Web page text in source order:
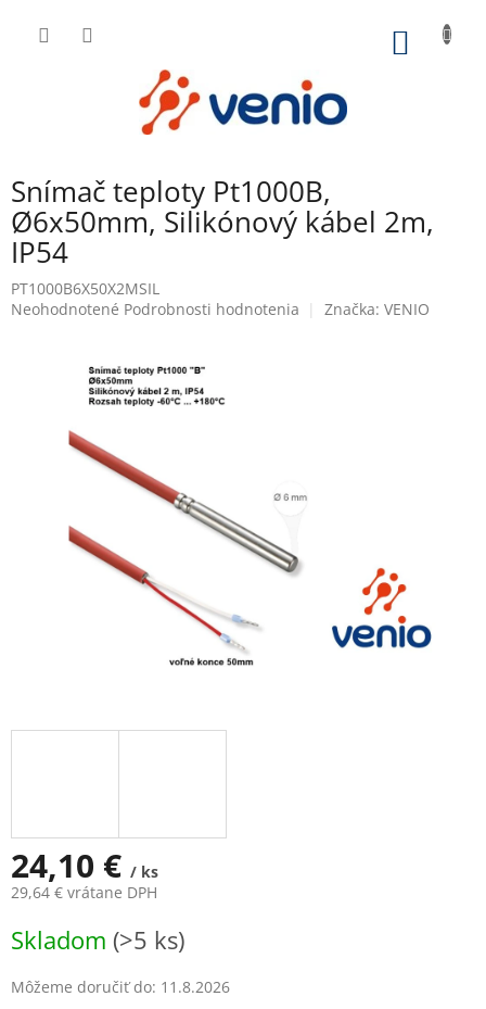
Snímač teploty Pt1000B,
Ø6x50mm, Silikónový kábel 2m,
IP54
PT1000B6X50X2MSIL
Priemerné
hviezdičiek.
Neohodnotené Podrobnosti hodnotenia Značka: VENIO
24,10 € / ks
29,64 € vrátane DPH
cena:
Skladom (>5 ks)
Môžeme doručiť do: 11.8.2026